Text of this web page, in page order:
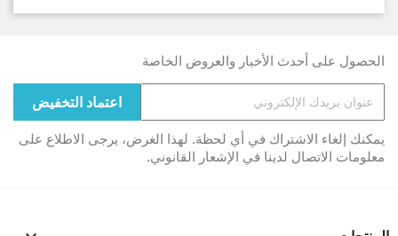
الحصول على أحدث الأخبار والعروض الخاصة
يمكنك إلغاء الاشتراك في أي لحظة. لهذا الغرض، يرجى الاطلاع على
معلومات الاتصال لدينا في الإشعار القانوني.